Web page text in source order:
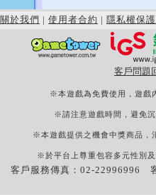
關於我們 | 使用者合約 | 隱私權保護
客戶問題
※本遊戲為免費使用，遊戲
※請注意遊戲時間，避免
※本遊戲提供之機會中獎商品，
※於平台上尊重包容多元性別
客戶服務傳真：02-22996996